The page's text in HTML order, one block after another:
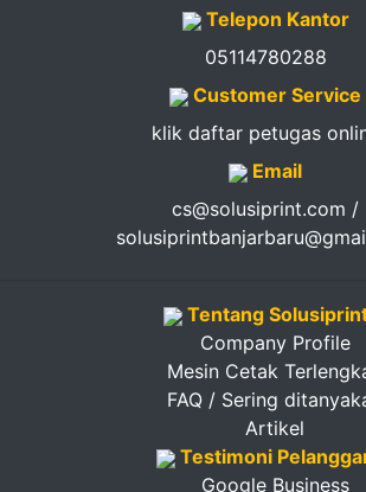
Telepon Kantor
05114780288
Customer Service
klik daftar petugas
Email
cs@solusiprint.com /
Tentang
Company Profile
Mesin Cetak
FAQ / Sering
Artikel
Testimoni
Google Business